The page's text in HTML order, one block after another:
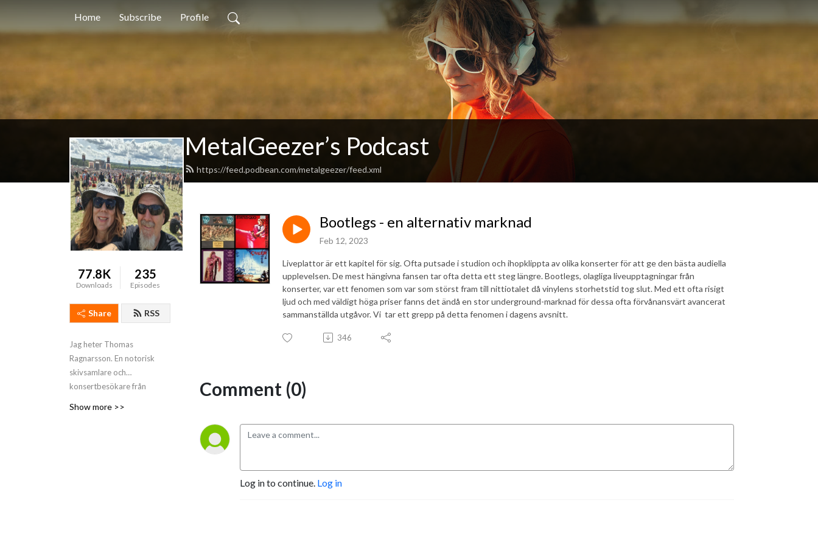
Home Subscribe Profile
MetalGeezer’s Podcast
https://feed.podbean.com/metalgeezer/feed.xml
77.8K
Downloads
235
Episodes
Share RSS
Jag heter Thomas
Ragnarsson. En notorisk
skivsamlare och
konsertbesökare från
Show more >>
Bootlegs - en alternativ marknad
Feb 12, 2023
Liveplattor är ett kapitel för sig. Ofta putsade i studion och ihopklippta av olika konserter för att ge den bästa audiella
upplevelsen. De mest hängivna fansen tar ofta detta ett steg längre. Bootlegs, olagliga liveupptagningar från
konserter, var ett fenomen som var som störst fram till nittiotalet då vinylens storhetstid tog slut. Med ett ofta risigt
ljud och med väldigt höga priser fanns det ändå en stor underground-marknad för dessa ofta förvånansvärt avancerat
sammanställda utgåvor. Vi tar ett grepp på detta fenomen i dagens avsnitt.
346
Comment (0)
Log in to continue. Log in